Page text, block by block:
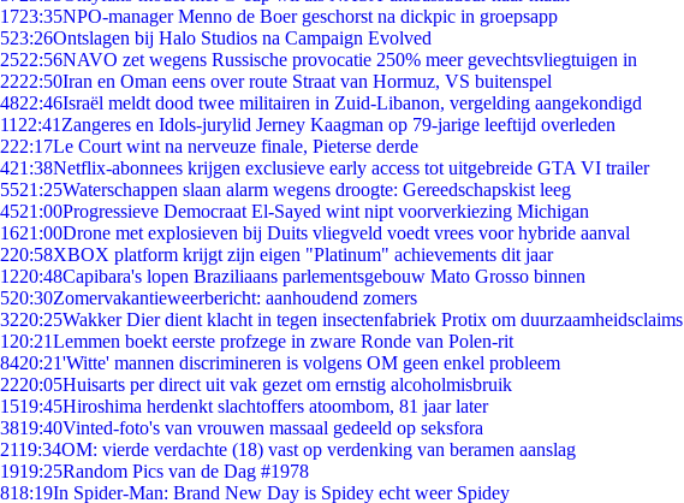
1723:35NPO-manager Menno de Boer geschorst na dickpic in groepsapp
523:26Ontslagen bij Halo Studios na Campaign Evolved
2522:56NAVO zet wegens Russische provocatie 250% meer gevechtsvliegtuigen in
2222:50Iran en Oman eens over route Straat van Hormuz, VS buitenspel
4822:46Israël meldt dood twee militairen in Zuid-Libanon, vergelding aangekondigd
11 22:41 Zangeres en Idols-jurylid Jerney Kaagman op 79-jarige leeftijd overleden
222:17Le Court wint na nerveuze finale, Pieterse derde
421:38Netflix-abonnees krijgen exclusieve early access tot uitgebreide GTA VI trailer
5521:25Waterschappen slaan alarm wegens droogte: Gereedschapskist leeg
4521:00Progressieve Democraat El-Sayed wint nipt voorverkiezing Michigan
1621:00Drone met explosieven bij Duits vliegveld voedt vrees voor hybride aanval
220:58XBOX platform krijgt zijn eigen "Platinum" achievements dit jaar
1220:48Capibara's lopen Braziliaans parlementsgebouw Mato Grosso binnen
520:30Zomervakantieweerbericht: aanhoudend zomers
3220:25Wakker Dier dient klacht in tegen insectenfabriek Protix om duurzaamheidsclaims
1 20:21Lemmen boekt eerste profzege in zware Ronde van Polen-rit
8420:21'Witte' mannen discrimineren is volgens OM geen enkel probleem
2220:05Huisarts per direct uit vak gezet om ernstig alcoholmisbruik
1519:45Hiroshima herdenkt slachtoffers atoombom, 81 jaar later
3819:40Vinted-foto's van vrouwen massaal gedeeld op seksfora
2119:34OM: vierde verdachte (18) vast op verdenking van beramen aanslag
1919:25Random Pics van de Dag #1978
818:19In Spider-Man: Brand New Day is Spidey echt weer Spidey